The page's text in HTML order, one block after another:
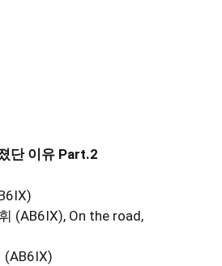
단 이유 Part.2
(AB6IX), On the road,
(AB6IX)